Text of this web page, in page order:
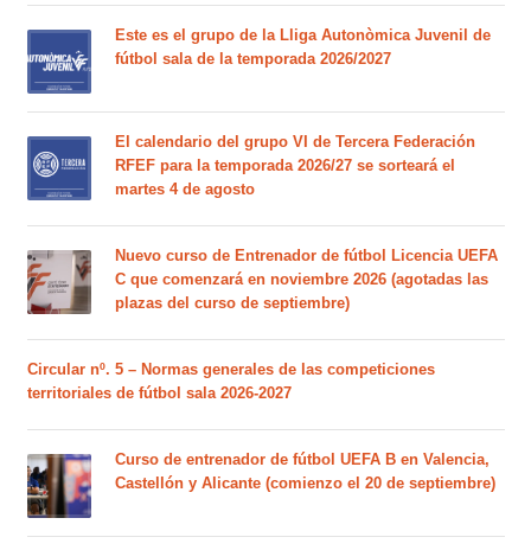
Este es el grupo de la Lliga Autonòmica Juvenil de
fútbol sala de la temporada 2026/2027
El calendario del grupo VI de Tercera Federación
RFEF para la temporada 2026/27 se sorteará el
martes 4 de agosto
Nuevo curso de Entrenador de fútbol Licencia UEFA
C que comenzará en noviembre 2026 (agotadas las
plazas del curso de septiembre)
Circular nº. 5 – Normas generales de las competiciones
territoriales de fútbol sala 2026-2027
Curso de entrenador de fútbol UEFA B en Valencia,
Castellón y Alicante (comienzo el 20 de septiembre)